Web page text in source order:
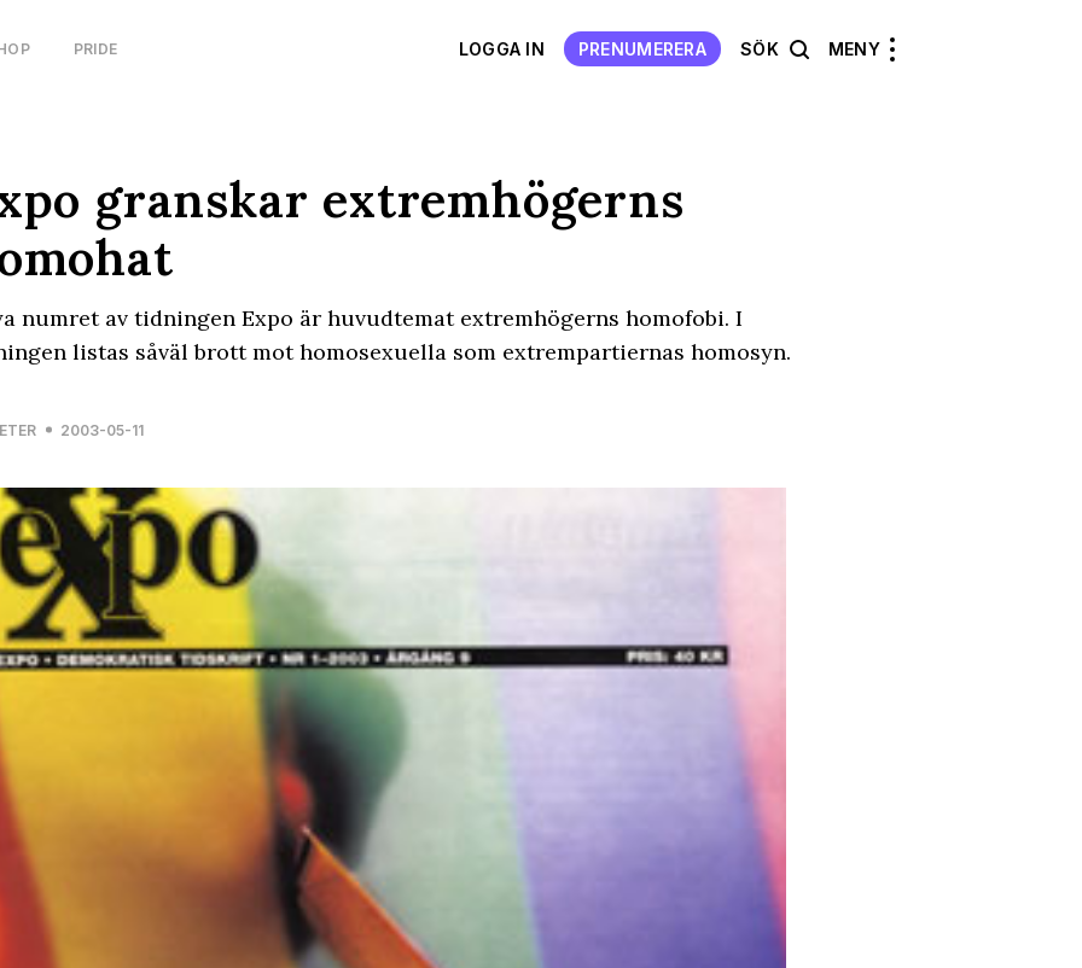
PRIDE LOGGA IN PRENUMERERA SÖK MENY
granskar extremhögerns
numret av tidningen Expo är huvudtemat extremhögerns homofobi. I
listas såväl brott mot homosexuella som extrempartiernas homosyn.
2003-05-11